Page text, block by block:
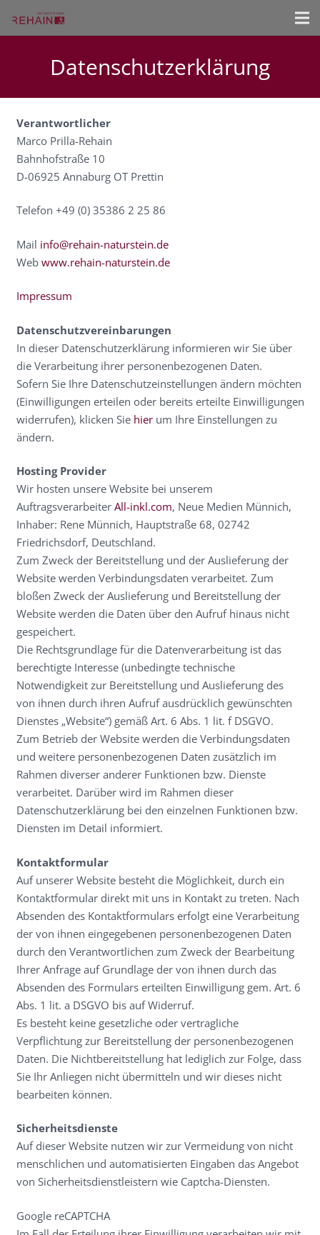
Datenschutzerklärung
Verantwortlicher
Marco Prilla-Rehain
Bahnhofstraße 10
D-06925 Annaburg OT Prettin
Telefon +49 (0) 35386 2 25 86
Mail info@rehain-naturstein.de
Web www.rehain-naturstein.de
Impressum
Datenschutzvereinbarungen
In dieser Datenschutzerklärung informieren wir Sie über
die Verarbeitung ihrer personenbezogenen Daten.
Sofern Sie Ihre Datenschutzeinstellungen ändern möchten
(Einwilligungen erteilen oder bereits erteilte Einwilligungen
widerrufen), klicken Sie hierum Ihre Einstellungen zu
ändern.
Hosting Provider
Wir hosten unsere Website bei unserem
Auftragsverarbeiter All-inkl.com, Neue Medien Münnich,
Inhaber: Rene Münnich, Hauptstraße 68, 02742
Friedrichsdorf, Deutschland.
Zum Zweck der Bereitstellung und der Auslieferung der
Website werden Verbindungsdaten verarbeitet. Zum
bloßen Zweck der Auslieferung und Bereitstellung der
Website werden die Daten über den Aufruf hinaus nicht
gespeichert.
Die Rechtsgrundlage für die Datenverarbeitung ist das
berechtigte Interesse (unbedingte technische
Notwendigkeit zur Bereitstellung und Auslieferung des
von ihnen durch ihren Aufruf ausdrücklich gewünschten
Dienstes „Website“) gemäß Art. 6 Abs. 1 lit. f DSGVO.
Zum Betrieb der Website werden die Verbindungsdaten
und weitere personenbezogenen Daten zusätzlich im
Rahmen diverser anderer Funktionen bzw. Dienste
verarbeitet. Darüber wird im Rahmen dieser
Datenschutzerklärung bei den einzelnen Funktionen bzw.
Diensten im Detail informiert.
Kontaktformular
Auf unserer Website besteht die Möglichkeit, durch ein
Kontaktformular direkt mit uns in Kontakt zu treten. Nach
Absenden des Kontaktformulars erfolgt eine Verarbeitung
der von ihnen eingegebenen personenbezogenen Daten
durch den Verantwortlichen zum Zweck der Bearbeitung
Ihrer Anfrage auf Grundlage der von ihnen durch das
Absenden des Formulars erteilten Einwilligung gem. Art. 6
Abs. 1 lit. a DSGVO bis auf Widerruf.
Es besteht keine gesetzliche oder vertragliche
Verpflichtung zur Bereitstellung der personenbezogenen
Daten. Die Nichtbereitstellung hat lediglich zur Folge, dass
Sie Ihr Anliegen nicht übermitteln und wir dieses nicht
bearbeiten können.
Sicherheitsdienste
Auf dieser Website nutzen wir zur Vermeidung von nicht
menschlichen und automatisierten Eingaben das Angebot
von Sicherheitsdienstleistern wie Captcha-Diensten.
Google reCAPTCHA